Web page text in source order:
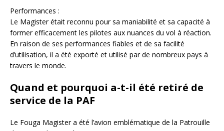
Performances :
Le Magister était reconnu pour sa maniabilité et sa capacité à
former efficacement les pilotes aux nuances du vol à réaction.
En raison de ses performances fiables et de sa facilité
d’utilisation, il a été exporté et utilisé par de nombreux pays à
travers le monde.
Quand et pourquoi a-t-il été retiré de
service de la PAF
Le Fouga Magister a été l’avion emblématique de la Patrouille